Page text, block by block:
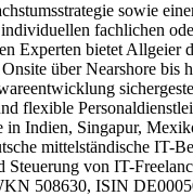
sowie
fachlichen
Experten bietet Allgeier
über Nearshore bis
flexible
Indien, Singapur,
mittelständische IT-
von IT-
508630, ISIN